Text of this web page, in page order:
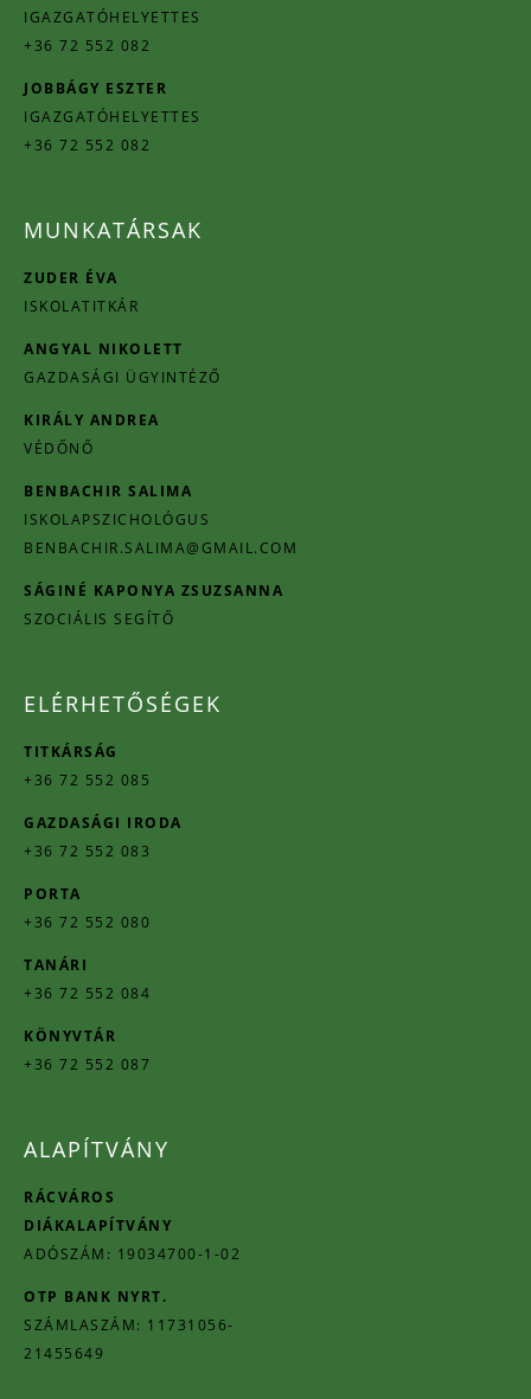
IGAZGATÓHELYETTES
+36 72 552 082
JOBBÁGY ESZTER
IGAZGATÓHELYETTES
+36 72 552 082
MUNKATÁRSAK
ZUDER ÉVA
ISKOLATITKÁR
ANGYAL NIKOLETT
GAZDASÁGI ÜGYINTÉZŐ
KIRÁLY ANDREA
VÉDŐNŐ
BENBACHIR SALIMA
ISKOLAPSZICHOLÓGUS
BENBACHIR.SALIMA@GMAIL.COM
SÁGINÉ KAPONYA ZSUZSANNA
SZOCIÁLIS SEGÍTŐ
ELÉRHETŐSÉGEK
TITKÁRSÁG
+36 72 552 085
GAZDASÁGI IRODA
+36 72 552 083
PORTA
+36 72 552 080
TANÁRI
+36 72 552 084
KÖNYVTÁR
+36 72 552 087
ALAPÍTVÁNY
RÁCVÁROS
DIÁKALAPÍTVÁNY
ADÓSZÁM: 19034700-1-02
OTP BANK NYRT.
SZÁMLASZÁM: 11731056-
21455649